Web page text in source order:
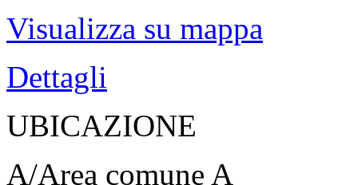
Visualizza su mappa
Dettagli
UBICAZIONE
A/Area comune A